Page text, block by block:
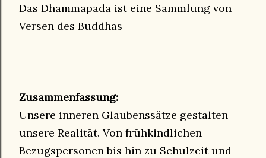
Das Dhammapada ist eine Sammlung von
Versen des Buddhas
Zusammenfassung:
Unsere inneren Glaubenssätze gestalten
unsere Realität. Von frühkindlichen
Bezugspersonen bis hin zu Schulzeit und